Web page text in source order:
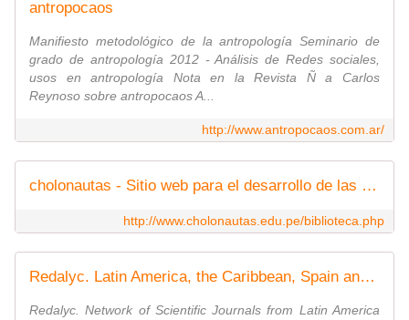
antropocaos
Manifiesto metodológico de la antropología Seminario de
grado de antropología 2012 - Análisis de Redes sociales,
usos en antropología Nota en la Revista Ñ a Carlos
Reynoso sobre antropocaos A...
http://www.antropocaos.com.ar/
cholonautas - Sitio web para el desarrollo de las Ciencias Sociales en el Per
http://www.cholonautas.edu.pe/biblioteca.php
Redalyc. Latin America, the Caribbean, Spain and Portugal Scientific Journals Network is a project promoted by the Autonomous University of the State of Mexico (UAEM)
Redalyc. Network of Scientific Journals from Latin America